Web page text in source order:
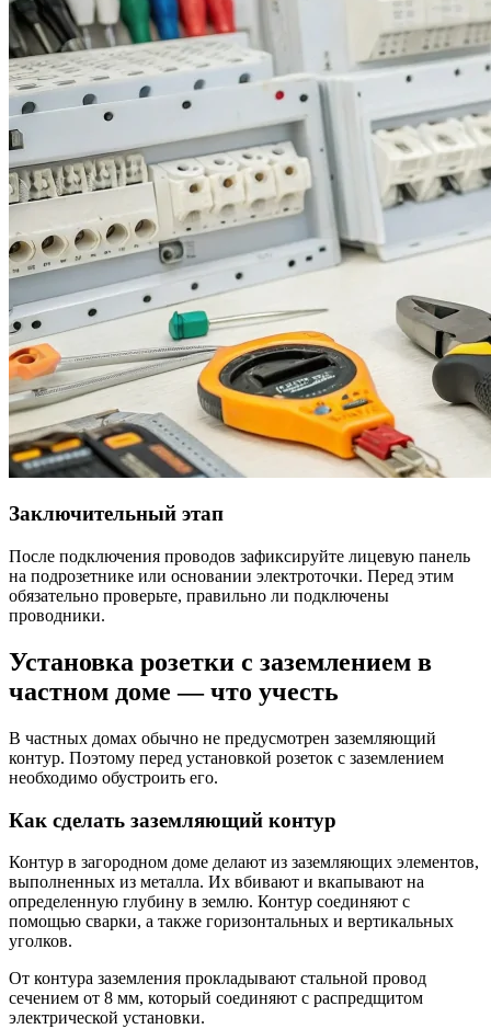
Заключительный этап
После подключения проводов зафиксируйте лицевую панель
на подрозетнике или основании электроточки. Перед этим
обязательно проверьте, правильно ли подключены
проводники.
Установка розетки с заземлением в
частном доме ― что учесть
В частных домах обычно не предусмотрен заземляющий
контур. Поэтому перед установкой розеток с заземлением
необходимо обустроить его.
Как сделать заземляющий контур
Контур в загородном доме делают из заземляющих элементов,
выполненных из металла. Их вбивают и вкапывают на
определенную глубину в землю. Контур соединяют с
помощью сварки, а также горизонтальных и вертикальных
уголков.
От контура заземления прокладывают стальной провод
сечением от 8 мм, который соединяют с распредщитом
электрической установки.